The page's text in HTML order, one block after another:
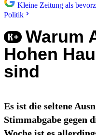
Kleine Zeitung als
Politik
Warum
Hohen
sind
Es ist die seltene
Stimmabgabe gegen